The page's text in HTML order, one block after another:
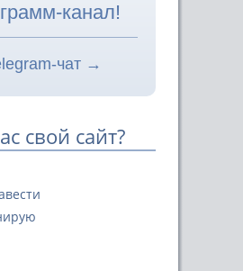
канал!
чат →
свой сайт?